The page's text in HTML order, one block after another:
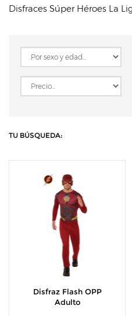
Disfraces Súper Héroes La
TU BÚSQUEDA:
Disfraz Flash OPP
Adulto